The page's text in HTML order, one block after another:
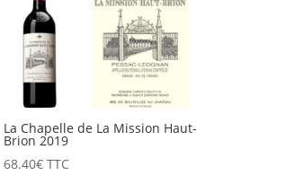
La Chapelle de La Mission Haut-
Brion 2019
68.40€ TTC